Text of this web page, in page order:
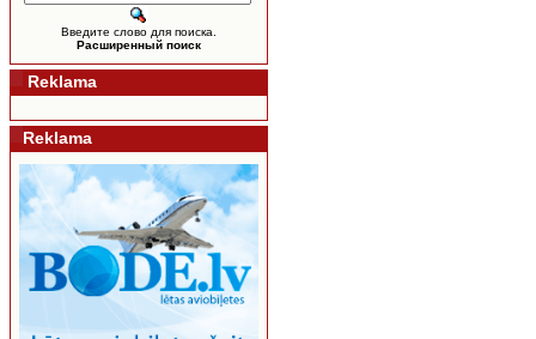
Введите слово для поиска.
Расширенный поиск
Reklama
Reklama